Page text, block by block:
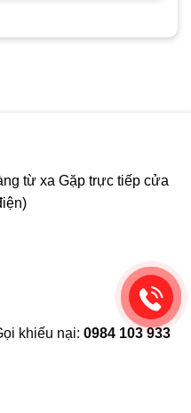
từ xa Gặp trực tiếp cửa
khiếu nại: 0984 103 933